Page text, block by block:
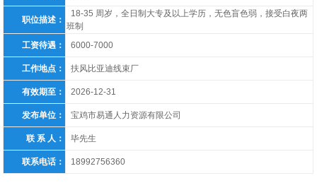
职位描述：
18-35 周岁，全日制大专及以上学历，无色盲色弱，接受白夜两
班制
工资待遇：
6000-7000
工作地点： 扶风比亚迪线束厂
有效期至： 2026-12-31
发布单位： 宝鸡市易通人力资源有限公司
联 系 人： 毕先生
联系电话： 18992756360